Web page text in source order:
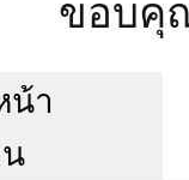
ขอบคุ
น้า